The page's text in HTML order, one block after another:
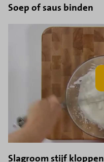
Soep of saus binden
Slagroom stijf kloppen